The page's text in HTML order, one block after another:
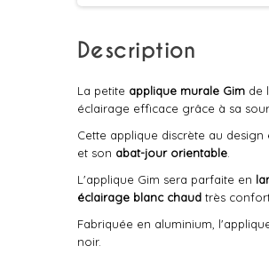
Description
La petite applique murale Gim de
éclairage efficace grâce à sa
Cette applique discrète au
et son abat-jour orientable
L'applique Gim sera parfaite en
éclairage blanc chaud très
Fabriquée en aluminium,
noir.